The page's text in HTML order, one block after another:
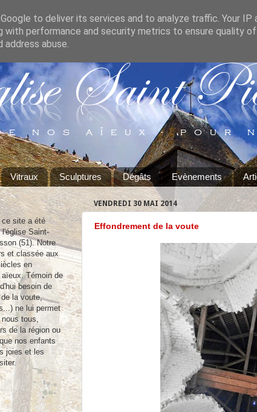
Vitraux Sculptures Dégâts Evènements
VENDREDI 30 MAI 2014
Effondrement de la voute
ce site a été
l'église Saint-
(51). Notre
et classée aux
en
Témoin de
besoin de
la voute,
ne lui permet
tous,
de la région ou
nos enfants
joies et les
to deliver its services and to analyze traffic. Your IP
with performance and security metrics to ensure quality
abuse.